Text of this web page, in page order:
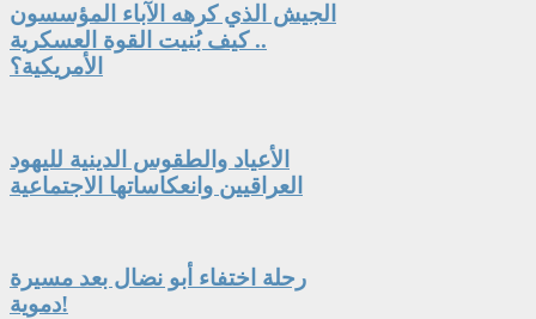
الجيش الذي كرهه الآباء المؤسسون
.. كيف بُنيت القوة العسكرية
الأمريكية؟
الأعياد والطقوس الدينية لليهود
العراقيين وانعكاساتها الاجتماعية
رحلة اختفاء أبو نضال بعد مسيرة
دموية!